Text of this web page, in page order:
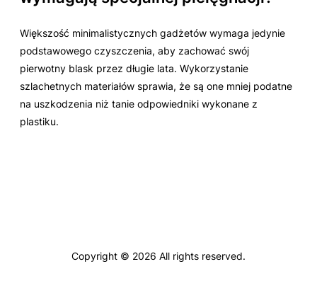
Większość minimalistycznych gadżetów wymaga jedynie
podstawowego czyszczenia, aby zachować swój
pierwotny blask przez długie lata. Wykorzystanie
szlachetnych materiałów sprawia, że są one mniej podatne
na uszkodzenia niż tanie odpowiedniki wykonane z
plastiku.
Copyright © 2026 All rights reserved.